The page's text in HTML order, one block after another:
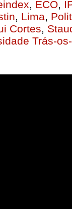
, ECO,
, Lima,
Cortes,
Trás-